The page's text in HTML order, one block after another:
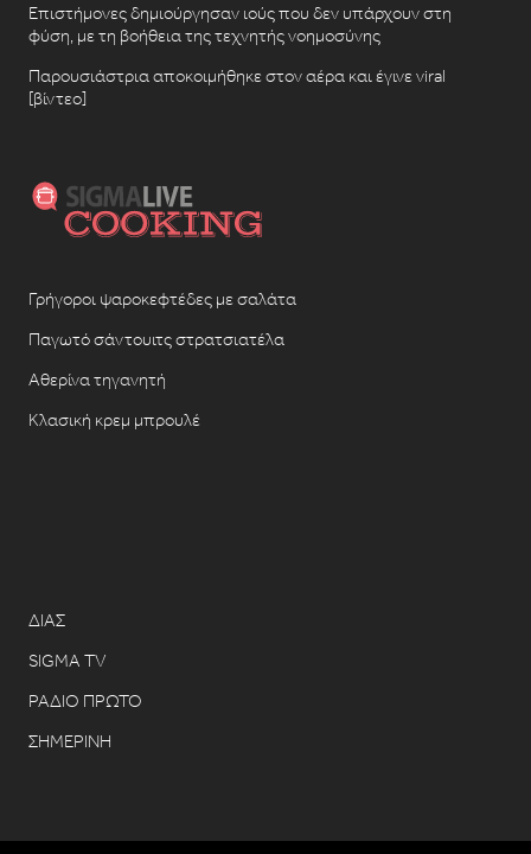
Επιστήμονες δημιούργησαν ιούς που δεν υπάρχουν στη
φύση, με τη βοήθεια της τεχνητής νοημοσύνης
Παρουσιάστρια αποκοιμήθηκε στον αέρα και έγινε viral
[βίντεο]
Γρήγοροι ψαροκεφτέδες με σαλάτα
Παγωτό σάντουιτς στρατσιατέλα
Αθερίνα τηγανητή
Κλασική κρεμ μπρουλέ
ΔΙΑΣ
SIGMA TV
ΡΑΔΙΟ ΠΡΩΤΟ
ΣΗΜΕΡΙΝΗ